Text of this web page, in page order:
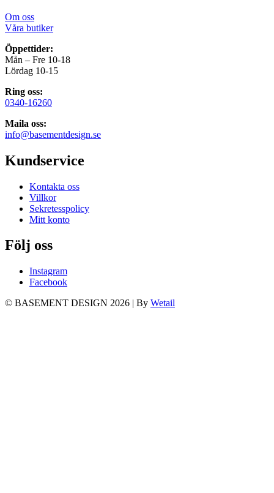
Om oss
Våra butiker
Öppettider:
Mån – Fre 10-18
Lördag 10-15
Ring oss:
0340-16260
Maila oss:
info@basementdesign.se
Kundservice
Kontakta oss
Villkor
Sekretesspolicy
Mitt konto
Följ oss
Instagram
Facebook
© BASEMENT DESIGN 2026 | By Wetail